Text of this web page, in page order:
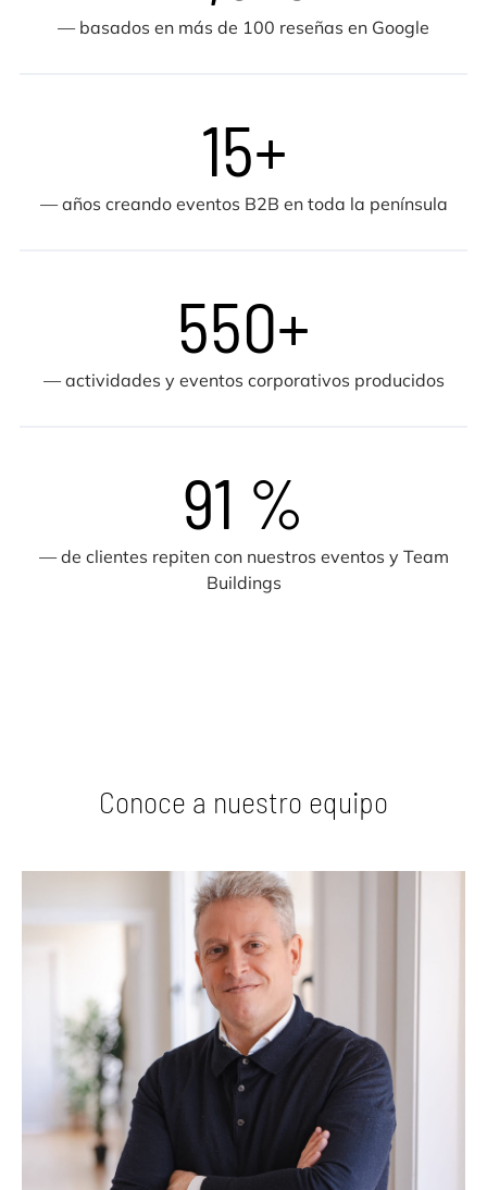
— basados en más de 100 reseñas en Google
15+
— años creando eventos B2B en toda la península
550+
— actividades y eventos corporativos producidos
91 %
— de clientes repiten con nuestros eventos y Team
Buildings
Conoce a nuestro equipo